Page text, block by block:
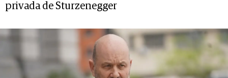
privada de Sturzenegger